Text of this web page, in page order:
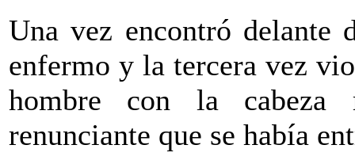
Una vez encontró delante
enfermo y la tercera vez
hombre con la cabeza
renunciante que se había